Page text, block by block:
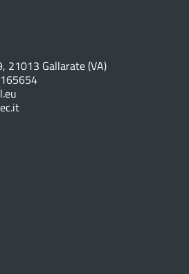
21013 Gallarate (VA)